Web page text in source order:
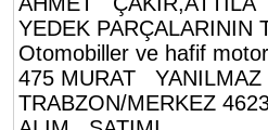
YEDEK PARÇALARININ
Otomobiller ve hafif
475 MURAT
TRABZON/MERKEZ